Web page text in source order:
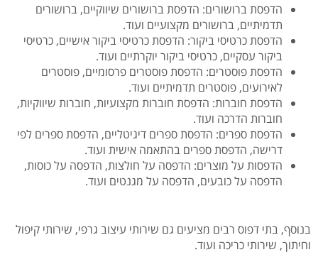
הדפסת ברושורים: הדפסת ברושורים שיווקיים, ברושורים
תדמיתיים, ברושורים מקצועיים ועוד.
הדפסת כרטיסי ביקור: הדפסת כרטיסי ביקור אישיים, כרטיסי
ביקור עסקיים, כרטיסי ביקור יוקרתיים ועוד.
הדפסת פוסטרים: הדפסת פוסטרים פרסומיים, פוסטרים
לאירועים, פוסטרים תדמיתיים ועוד.
הדפסת חוברות: הדפסת חוברות מקצועיות, חוברות שיווקיות,
חוברות הדרכה ועוד.
הדפסת ספרים: הדפסת ספרים דיגיטליים, הדפסת ספרים לפי
דרישה, הדפסת ספרים בהתאמה אישית ועוד.
הדפסות על מוצרים: הדפסה על חולצות, הדפסה על כוסות,
הדפסה על כובעים, הדפסה על מגנטים ועוד.
בנוסף, בתי דפוס רבים מציעים גם שירותי עיצוב גרפי, שירותי קיפול
וחיתוך, שירותי כריכה ועוד.